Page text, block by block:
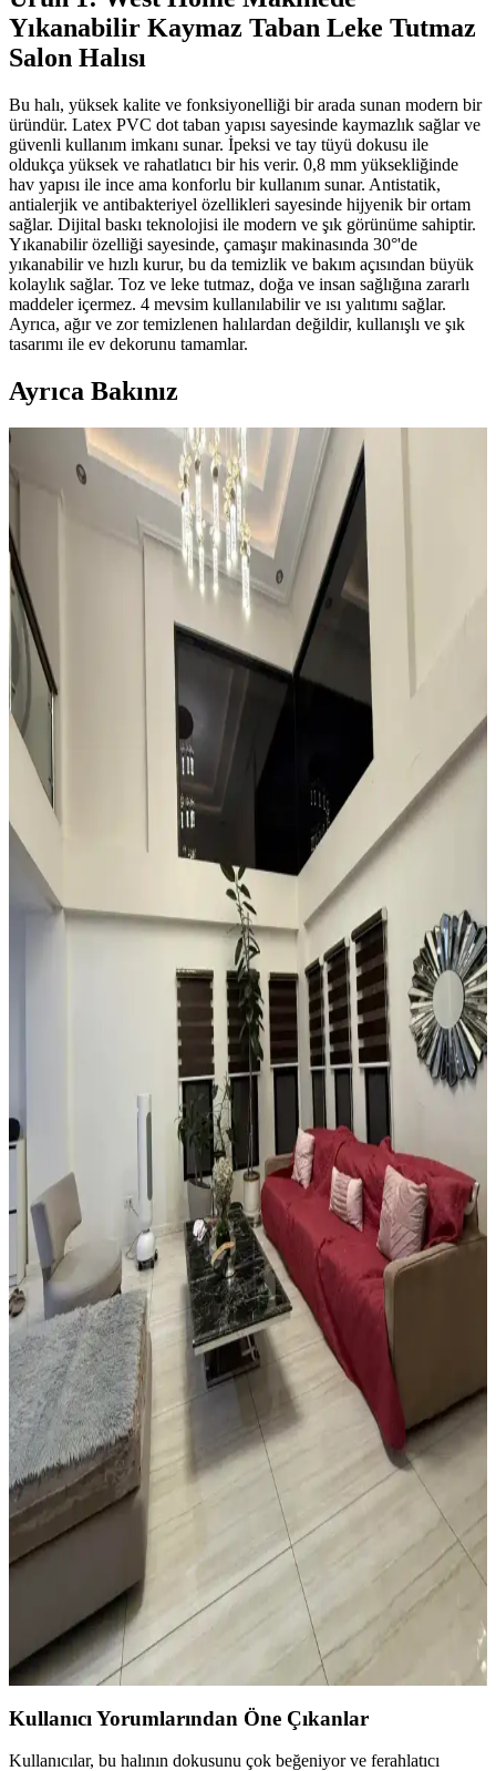
Yıkanabilir Kaymaz Taban Leke Tutmaz
Salon Halısı
Bu halı, yüksek kalite ve fonksiyonelliği bir arada sunan modern bir
üründür. Latex PVC dot taban yapısı sayesinde kaymazlık sağlar ve
güvenli kullanım imkanı sunar. İpeksi ve tay tüyü dokusu ile
oldukça yüksek ve rahatlatıcı bir his verir. 0,8 mm yüksekliğinde
hav yapısı ile ince ama konforlu bir kullanım sunar. Antistatik,
antialerjik ve antibakteriyel özellikleri sayesinde hijyenik bir ortam
sağlar. Dijital baskı teknolojisi ile modern ve şık görünüme sahiptir.
Yıkanabilir özelliği sayesinde, çamaşır makinasında 30°'de
yıkanabilir ve hızlı kurur, bu da temizlik ve bakım açısından büyük
kolaylık sağlar. Toz ve leke tutmaz, doğa ve insan sağlığına zararlı
maddeler içermez. 4 mevsim kullanılabilir ve ısı yalıtımı sağlar.
Ayrıca, ağır ve zor temizlenen halılardan değildir, kullanışlı ve şık
tasarımı ile ev dekorunu tamamlar.
Ayrıca Bakınız
Kahvaltı Köşeleri İçin Sandalye Seçenekleri ve
Dekorasyon İpuçları
Kahvaltı köşelerinde ahşap ve sentetik deri sandalyeler, dayanıklılık
ve temizlik kolaylığı sunar. Minder ve özel tasarım halılarla konfor
ve estetik dengelenir, mekanın atmosferi güçlenir.
Teal Renkli Sandalyenin Halı ve Dolapla
Uyumunda Renk Tonları ve Aksesuarların Rolü
Teal renkli sandalyenin halı ve dolapla uyumu, doğru renk tonları ve
aksesuar seçimiyle sağlanır. Halıdaki mavi-yeşil alt tonlar ve sıcak
ahşap dolap, teal rengini öne çıkarır, aksesuarlar ise denge oluşturur.
Küçük ve Garip Şekilli Giriş Alanları İçin Dayanıklı
ve Estetik Halı Seçimi Rehberi
Küçük ve garip şekilli girişlerde suya dayanıklı, özel kesim veya
modüler halılarla estetik ve işlevsel çözümler sunulur. Ayakkabı
düzenleyicilerle alan düzeni sağlanır.
Boho Maksimalist Oturma Odası Tasarımında
Bitkiler ve Renklerin Rolü
Boho maksimalist oturma odasında turuncu duvarlar, kültürel
maskeler, canlı bitkiler ve doğru halı seçimiyle sıcak, dengeli ve
estetik bir yaşam alanı oluşturuluyor.
Alan Halısı Seçiminde Mekân Uyumu ve UV
Korumasının Önemi Üzerine Detaylı Rehber
Güneş ışığının zemin üzerindeki zararlarını önlemek için alan halısı
seçimi ve UV engelleyici pencere filmi kullanımı önemlidir. Oval
halılar mekâna uyum sağlar, nemli alanlarda ise suyu tutan tepsiler
tercih edilmelidir.
Yatak Odasında Halı Kullanımı ve Dekorasyon
İpuçlarıyla Mekânın Fonksiyonelliğini Artırma
Yatak odasında halı kullanımı mekâna sıcaklık ve fonksiyonellik
katar. Açık renkli halılar, mobilya düzenlemeleri ve bitkilerle odanın
estetiği ve işlevselliği artırılır.
Vintage Yatakların Yatak Odası Düzenine Etkisi ve
Mekâna Uyum Sağlama Yöntemleri
Vintage yatakların mekâna uyumu, boyut ve yerleşim planlaması ile
renk ve dekorasyon uyumu, kişisel tercihlerle dengelenerek yatak
odasında estetik ve fonksiyonellik sağlanır.
Oturma Odası Dekorasyonunda Büyük Mobilya
Değişikliği Olmadan Mekân Yenileme Yöntemleri
Oturma odasında büyük mobilyalar değiştirilmeden halı seçimi,
mobilya örtüleri, aydınlatma, duvar dekorasyonu ve bitkilerle
mekânın sıcaklığı ve estetiği artırılabilir. Katmanlı aydınlatma ve
yumuşak dokular ortamı tamamlar.
Kullanıcı Yorumlarından Öne Çıkanlar
Kullanıcılar, bu halının dokusunu çok beğeniyor ve ferahlatıcı